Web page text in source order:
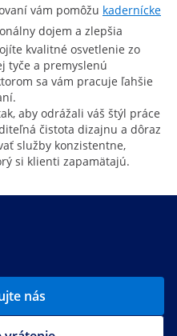
vám pomôžu kadernícke
dojem a zlepšia
kvalitné osvetlenie zo
tyče a premyslenú
sa vám pracuje ľahšie
aby odrážali váš štýl práce
čistota dizajnu a dôraz
služby konzistentne,
si klienti zapamätajú.
nás